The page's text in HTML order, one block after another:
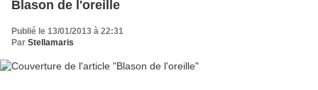
Blason de l'oreille
Publié le 13/01/2013 à 22:31
Par Stellamaris